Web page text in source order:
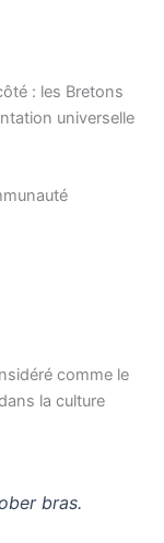
: les Bretons
universelle
comme le
la culture
bras.